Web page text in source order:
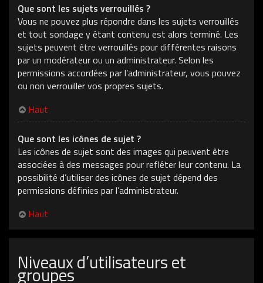
Que sont les sujets verrouillés ?
Vous ne pouvez plus répondre dans les sujets verrouillés
et tout sondage y étant contenu est alors terminé. Les
sujets peuvent être verrouillés pour différentes raisons
par un modérateur ou un administrateur. Selon les
permissions accordées par l’administrateur, vous pouvez
ou non verrouiller vos propres sujets.
Haut
Que sont les icônes de sujet ?
Les icônes de sujet sont des images qui peuvent être
associées à des messages pour refléter leur contenu. La
possibilité d’utiliser des icônes de sujet dépend des
permissions définies par l’administrateur.
Haut
Niveaux d’utilisateurs et
groupes